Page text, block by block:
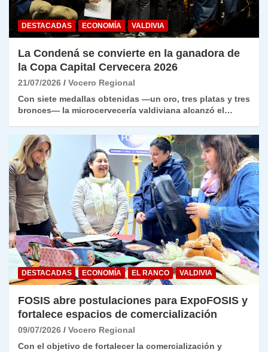
DESTACADAS ECONOMÍA VALDIVIA
La Condená se convierte en la ganadora de
la Copa Capital Cervecera 2026
21/07/2026
Vocero Regional
Con siete medallas obtenidas —un oro, tres platas y tres
bronces— la microcervecería valdiviana alcanzó el…
DESTACADAS ECONOMÍA EL RANCO VALDIVIA
FOSIS abre postulaciones para ExpoFOSIS y
fortalece espacios de comercialización
09/07/2026
Vocero Regional
Con el objetivo de fortalecer la comercialización y